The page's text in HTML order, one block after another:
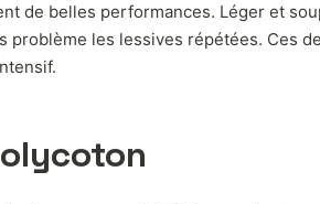
de belles performances. Léger et
les lessives répétées. Ces